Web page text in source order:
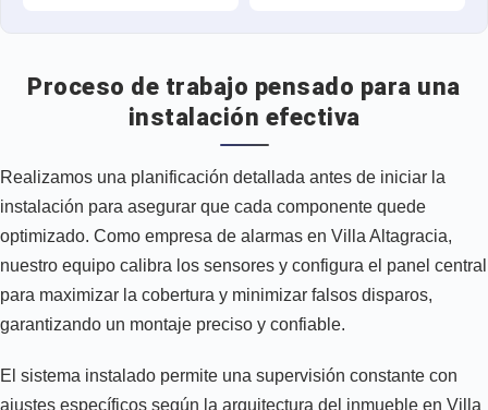
Proceso de trabajo pensado para una
instalación efectiva
Realizamos una planificación detallada antes de iniciar la
instalación para asegurar que cada componente quede
optimizado. Como empresa de alarmas en Villa Altagracia,
nuestro equipo calibra los sensores y configura el panel central
para maximizar la cobertura y minimizar falsos disparos,
garantizando un montaje preciso y confiable.
El sistema instalado permite una supervisión constante con
ajustes específicos según la arquitectura del inmueble en Villa